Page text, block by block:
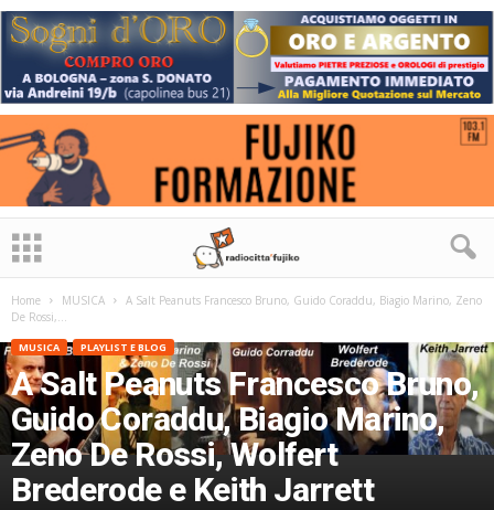
Home MUSICA
A Salt Peanuts Francesco Bruno, Guido Coraddu, Biagio Marino, Zeno
De Rossi,...
MUSICA PLAYLIST E BLOG
A Salt Peanuts Francesco Bruno,
Guido Coraddu, Biagio Marino,
Zeno De Rossi, Wolfert
Brederode e Keith Jarrett